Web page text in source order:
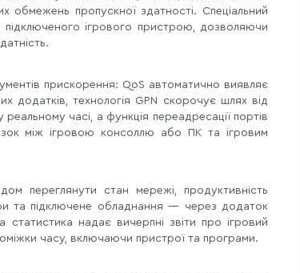
пропускної здатності. Спеціальний
ігрового пристрою, дозволяючи
прискорення: QoS автоматично виявляє
додатків, технологія GPN скорочує шлях від
часі, а функція переадресації портів
між ігровою консоллю або ПК та ігровим
переглянути стан мережі, продуктивність
та підключене обладнання — через додаток
надає вичерпні звіти про ігровий
часу, включаючи пристрої та програми.